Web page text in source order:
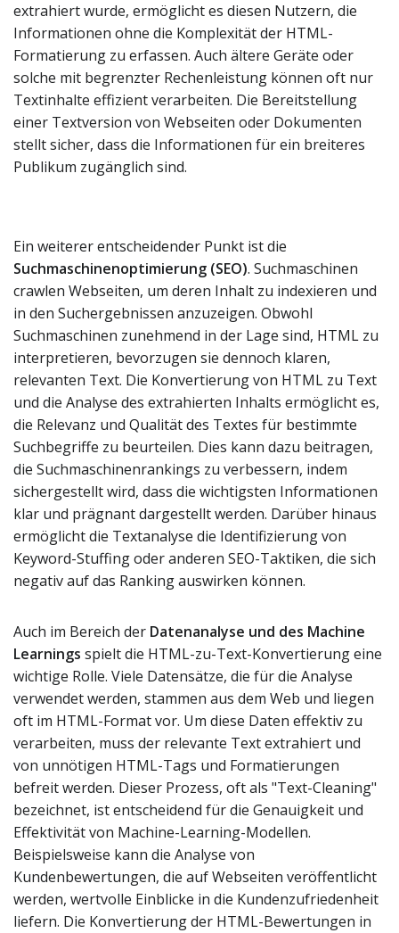
extrahiert wurde, ermöglicht es diesen Nutzern, die
Informationen ohne die Komplexität der HTML-
Formatierung zu erfassen. Auch ältere Geräte oder
solche mit begrenzter Rechenleistung können oft nur
Textinhalte effizient verarbeiten. Die Bereitstellung
einer Textversion von Webseiten oder Dokumenten
stellt sicher, dass die Informationen für ein breiteres
Publikum zugänglich sind.
Ein weiterer entscheidender Punkt ist die
Suchmaschinenoptimierung (SEO). Suchmaschinen
crawlen Webseiten, um deren Inhalt zu indexieren und
in den Suchergebnissen anzuzeigen. Obwohl
Suchmaschinen zunehmend in der Lage sind, HTML zu
interpretieren, bevorzugen sie dennoch klaren,
relevanten Text. Die Konvertierung von HTML zu Text
und die Analyse des extrahierten Inhalts ermöglicht es,
die Relevanz und Qualität des Textes für bestimmte
Suchbegriffe zu beurteilen. Dies kann dazu beitragen,
die Suchmaschinenrankings zu verbessern, indem
sichergestellt wird, dass die wichtigsten Informationen
klar und prägnant dargestellt werden. Darüber hinaus
ermöglicht die Textanalyse die Identifizierung von
Keyword-Stuffing oder anderen SEO-Taktiken, die sich
negativ auf das Ranking auswirken können.
Auch im Bereich der Datenanalyse und des Machine
Learnings spielt die HTML-zu-Text-Konvertierung eine
wichtige Rolle. Viele Datensätze, die für die Analyse
verwendet werden, stammen aus dem Web und liegen
oft im HTML-Format vor. Um diese Daten effektiv zu
verarbeiten, muss der relevante Text extrahiert und
von unnötigen HTML-Tags und Formatierungen
befreit werden. Dieser Prozess, oft als "Text-Cleaning"
bezeichnet, ist entscheidend für die Genauigkeit und
Effektivität von Machine-Learning-Modellen.
Beispielsweise kann die Analyse von
Kundenbewertungen, die auf Webseiten veröffentlicht
werden, wertvolle Einblicke in die Kundenzufriedenheit
liefern. Die Konvertierung der HTML-Bewertungen in